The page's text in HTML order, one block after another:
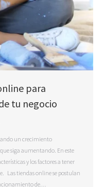
para
tu negocio
un crecimiento
siga aumentando. En este
y los factores a tener
Las tiendas online se postulan
de…